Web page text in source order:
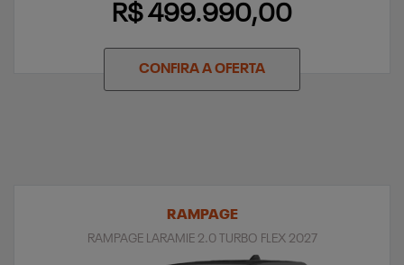
R$ 499.990,00
CONFIRA A OFERTA
RAMPAGE
RAMPAGE LARAMIE 2.0 TURBO FLEX 2027